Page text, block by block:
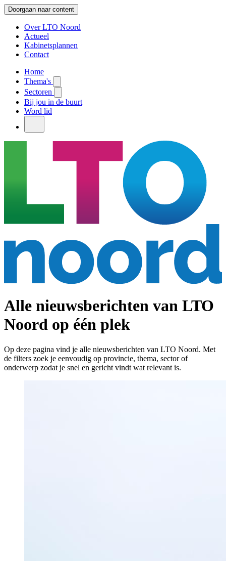
Doorgaan naar content
Over LTO Noord
Actueel
Kabinetsplannen
Contact
Home
Thema's
Sectoren
Bij jou in de buurt
Word lid
Alle nieuwsberichten van LTO
Noord op één plek
Op deze pagina vind je alle nieuwsberichten van LTO Noord. Met
de filters zoek je eenvoudig op provincie, thema, sector of
onderwerp zodat je snel en gericht vindt wat relevant is.